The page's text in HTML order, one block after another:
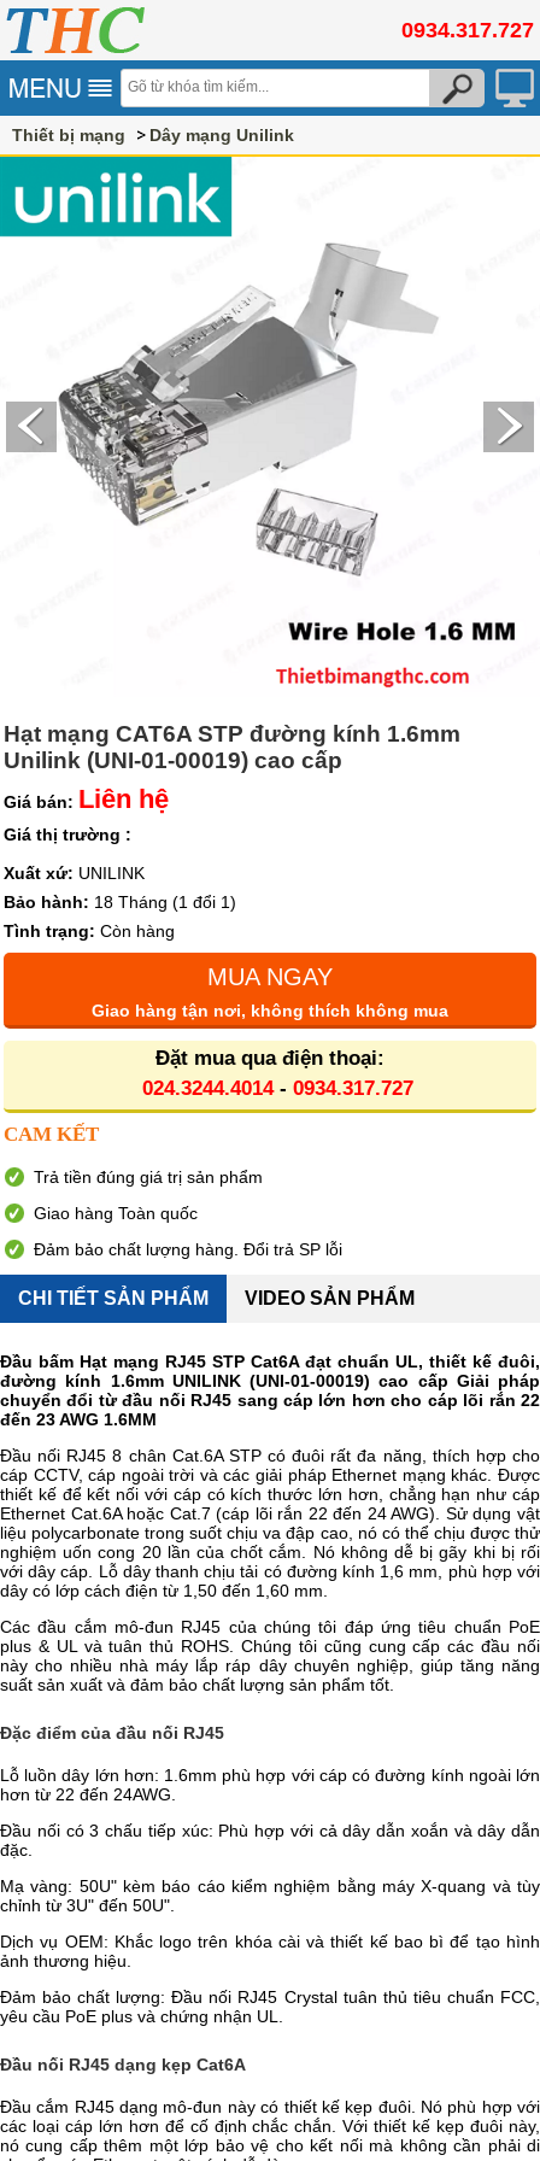
0934.317.727
Thiết bị mạng Dây mạng Unilink
Hạt mạng CAT6A STP đường kính 1.6mm
Unilink (UNI-01-00019) cao cấp
Giá bán: Liên hệ
Giá thị trường :
Xuất xứ: UNILINK
Bảo hành: 18 Tháng (1 đổi 1)
Tình trạng: Còn hàng
MUA NGAY
Giao hàng tận nơi, không thích không mua
Đặt mua qua điện thoại:
024.3244.4014- 0934.317.727
CAM KẾT
Trả tiền đúng giá trị sản phẩm
Giao hàng Toàn quốc
Đảm bảo chất lượng hàng. Đổi trả SP lỗi
CHI TIẾT SẢN PHẨM VIDEO SẢN PHẨM
Đầu bấm Hạt mạng RJ45 STP Cat6A đạt chuẩn UL, thiết kế đuôi,
đường kính 1.6mm UNILINK (UNI-01-00019) cao cấp Giải pháp
chuyển đổi từ đầu nối RJ45 sang cáp lớn hơn cho cáp lõi rắn 22
đến 23 AWG 1.6MM
Đầu nối RJ45 8 chân Cat.6A STP có đuôi rất đa năng, thích hợp cho
cáp CCTV, cáp ngoài trời và các giải pháp Ethernet mạng khác. Được
thiết kế để kết nối với cáp có kích thước lớn hơn, chẳng hạn như cáp
Ethernet Cat.6A hoặc Cat.7 (cáp lõi rắn 22 đến 24 AWG). Sử dụng vật
liệu polycarbonate trong suốt chịu va đập cao, nó có thể chịu được thử
nghiệm uốn cong 20 lần của chốt cắm. Nó không dễ bị gãy khi bị rối
với dây cáp. Lỗ dây thanh chịu tải có đường kính 1,6 mm, phù hợp với
dây có lớp cách điện từ 1,50 đến 1,60 mm.
Các đầu cắm mô-đun RJ45 của chúng tôi đáp ứng tiêu chuẩn PoE
plus & UL và tuân thủ ROHS. Chúng tôi cũng cung cấp các đầu nối
này cho nhiều nhà máy lắp ráp dây chuyên nghiệp, giúp tăng năng
suất sản xuất và đảm bảo chất lượng sản phẩm tốt.
Đặc điểm của đầu nối RJ45
Lỗ luồn dây lớn hơn: 1.6mm phù hợp với cáp có đường kính ngoài lớn
hơn từ 22 đến 24AWG.
Đầu nối có 3 chấu tiếp xúc: Phù hợp với cả dây dẫn xoắn và dây dẫn
đặc.
Mạ vàng: 50U" kèm báo cáo kiểm nghiệm bằng máy X-quang và tùy
chỉnh từ 3U" đến 50U".
Dịch vụ OEM: Khắc logo trên khóa cài và thiết kế bao bì để tạo hình
ảnh thương hiệu.
Đảm bảo chất lượng: Đầu nối RJ45 Crystal tuân thủ tiêu chuẩn FCC,
yêu cầu PoE plus và chứng nhận UL.
Đầu nối RJ45 dạng kẹp Cat6A
Đầu cắm RJ45 dạng mô-đun này có thiết kế kẹp đuôi. Nó phù hợp với
các loại cáp lớn hơn để cố định chắc chắn. Với thiết kế kẹp đuôi này,
nó cung cấp thêm một lớp bảo vệ cho kết nối mà không cần phải di